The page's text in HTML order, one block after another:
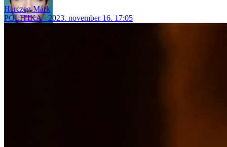
Herczeg Márk
POLITIKA
2023. november 16. 17:05